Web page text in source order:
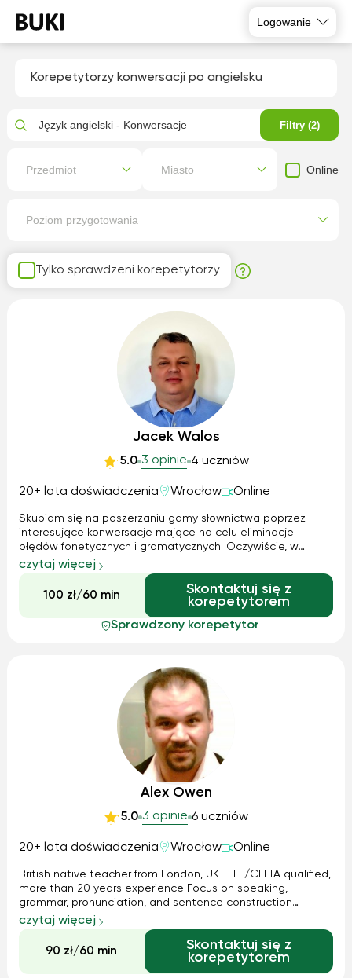
Logowanie
Korepetytorzy konwersacji po angielsku
Tylko sprawdzeni korepetytorzy
Jacek Walos
5.0 3 opinie 4 uczniów
20+ lata doświadczenia Wrocław Online
Skupiam się na poszerzaniu gamy słownictwa poprzez
interesujące konwersacje mające na celu eliminacje
błędów fonetycznych i gramatycznych. Oczywiście, w
zależności od potrzeb, dodaję do swoich zajęć
interesujące ćwiczenia mające na celu poprawę
umiejętności czytania i pisania. Lubię wracać do
przerobionego materiału i utrwalać go poprzez
systematyczne zadawanie zadań domowych. Staram się
być elastyczny i wsłuchiwać w potrzeby studenta.
czytaj więcej
100 zł/60 min
Skontaktuj się z
korepetytorem
Sprawdzony korepetytor
Alex Owen
5.0 3 opinie 6 uczniów
20+ lata doświadczenia Wrocław Online
British native teacher from London, UK TEFL/CELTA qualified,
more than 20 years experience Focus on speaking,
grammar, pronunciation, and sentence construction
Expertise in developing communication skills Guarantee
develop your communication skills First Lesson FREE
czytaj więcej
90 zł/60 min
Skontaktuj się z
korepetytorem
Język angielski - Konwersacje Filtry (2)
Przedmiot Miasto Online
Poziom przygotowania